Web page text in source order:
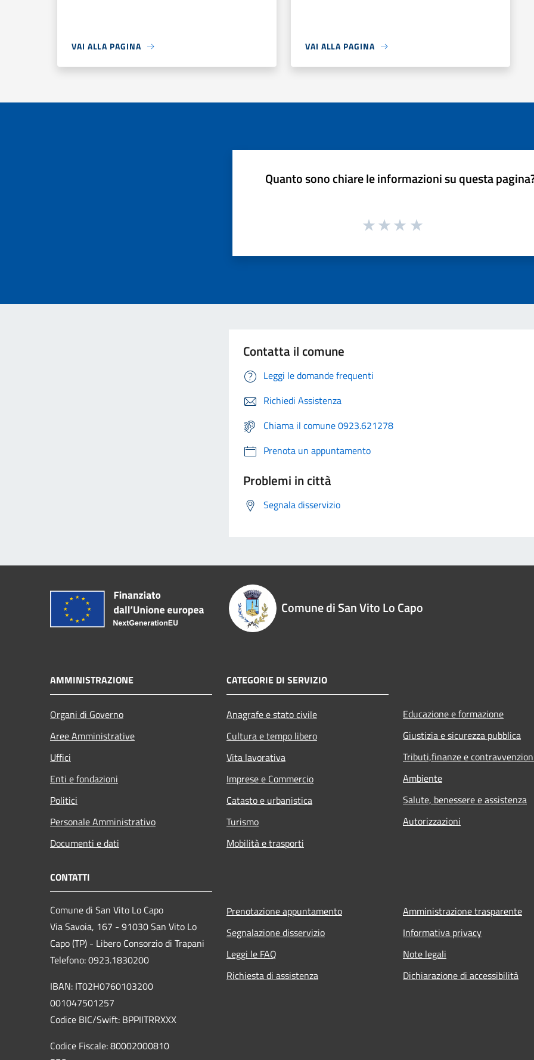
VAI ALLA PAGINA VAI ALLA PAGINA
Quanto sono chiare le informazioni su questa
Contatta il comune
Leggi le domande frequenti
Richiedi Assistenza
Chiama il comune 0923.621278
Prenota un appuntamento
Problemi in città
Segnala disservizio
Comune di San Vito Lo Capo
AMMINISTRAZIONE
Organi di Governo
Aree Amministrative
Uffici
Enti e fondazioni
Politici
Personale Amministrativo
Documenti e dati
CATEGORIE DI SERVIZIO
Anagrafe e stato civile
Cultura e tempo libero
Vita lavorativa
Imprese e Commercio
Catasto e urbanistica
Turismo
Mobilità e trasporti
Educazione e formazione
Giustizia e sicurezza pubblica
Tributi,finanze e
Ambiente
Salute, benessere e assistenza
Autorizzazioni
CONTATTI
Comune di San Vito Lo Capo
Via Savoia, 167 - 91030 San Vito Lo
Capo (TP) - Libero Consorzio di Trapani
Telefono: 0923.1830200
IBAN: IT02H0760103200
001047501257
Codice BIC/Swift: BPPIITRRXXX
Codice Fiscale: 80002000810
Prenotazione appuntamento
Segnalazione disservizio
Leggi le FAQ
Richiesta di assistenza
Amministrazione trasparente
Informativa privacy
Note legali
Dichiarazione di accessibilità